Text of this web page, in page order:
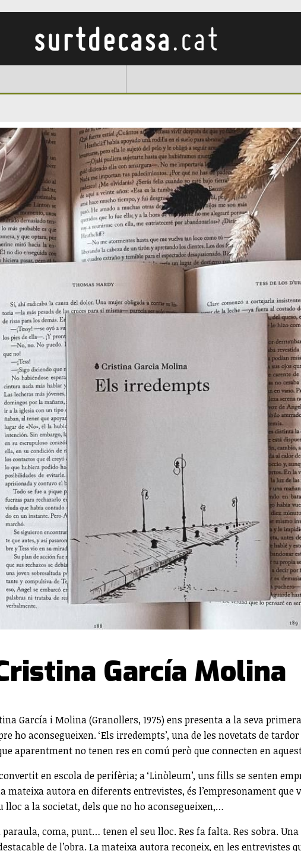
García Molina
García i Molina (Granollers, 1975) ens presenta a la seva
ho aconsegueixen. ‘Els irredempts’, una de les novetats de
aparentment no tenen res en comú però que connecten en
en escola de perifèria; a ‘Linòleum’, uns fills se senten
mateixa autora en diferents entrevistes, és l’empresonament
lloc a la societat, dels que no ho aconsegueixen,…
coma, punt… tenen el seu lloc. Res fa falta. Res sobra.
de l’obra. La mateixa autora reconeix, en les entrevistes